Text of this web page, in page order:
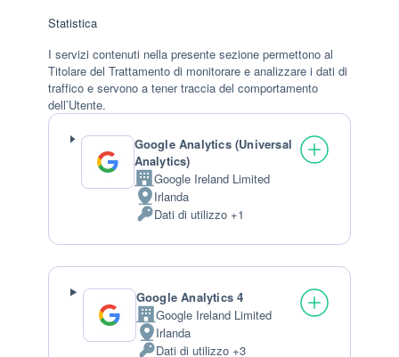
Statistica
I servizi contenuti nella presente sezione permettono al
Titolare del Trattamento di monitorare e analizzare i dati di
traffico e servono a tener traccia del comportamento
dell’Utente.
Google Analytics (Universal
Analytics)
Azienda:
Google Ireland Limited
Luogo
del
Irlanda
DatiDati di utilizzo +1
Google Analytics 4
Azienda:
Google Ireland Limited
LuogoIrlanda
Dati di utilizzo +3